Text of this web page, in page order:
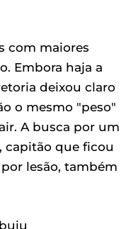
com maiores
Embora haja a
deixou claro
o mesmo "peso"
A busca por um
, capitão que ficou
lesão, também